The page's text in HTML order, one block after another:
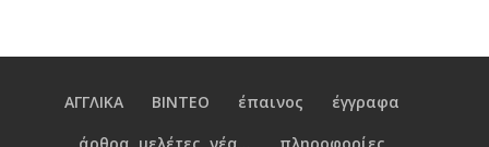
ΑΓΓΛΙΚΑ ΒΙΝΤΕΟ έπαινος
έγγραφα